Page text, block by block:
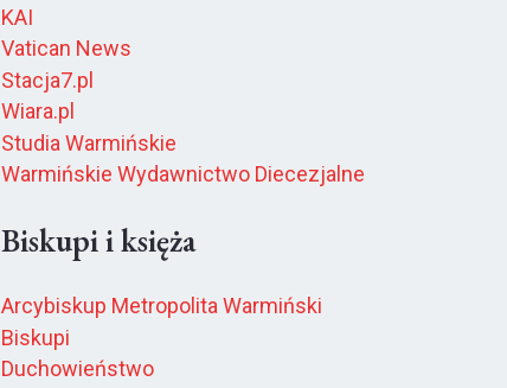
KAI
Vatican News
Stacja7.pl
Wiara.pl
Studia Warmińskie
Warmińskie Wydawnictwo Diecezjalne
Biskupi i księża
Arcybiskup Metropolita Warmiński
Biskupi
Duchowieństwo